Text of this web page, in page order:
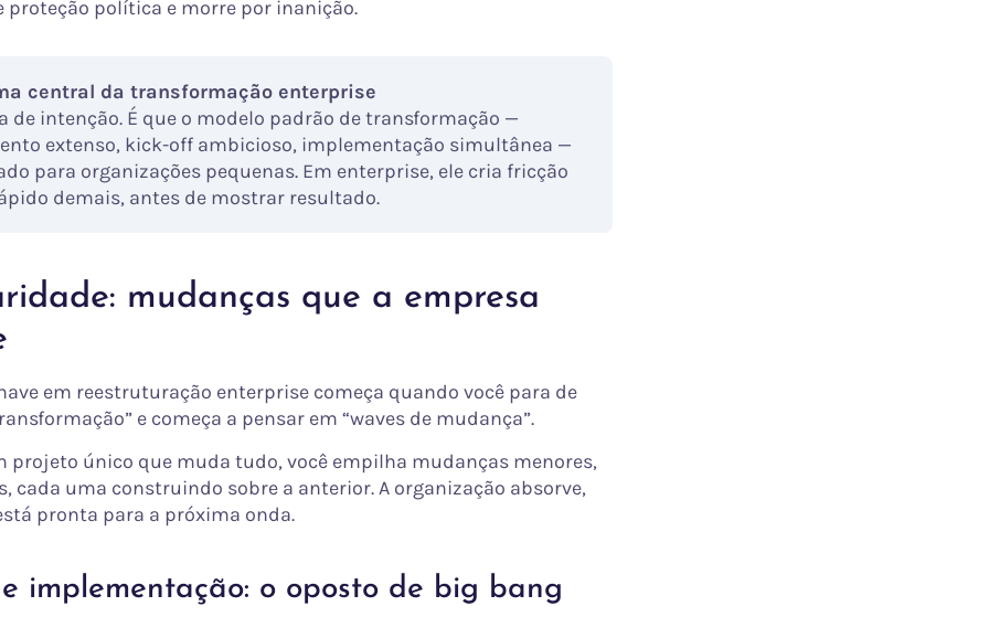
proteção política e morre por inanição.
central da transformação enterprise
de intenção. É que o modelo padrão de transformação —
extenso, kick-off ambicioso, implementação simultânea —
para organizações pequenas. Em enterprise, ele cria fricção
demais, antes de mostrar resultado.
mudanças que a empresa
em reestruturação enterprise começa quando você para de
e começa a pensar em “waves de mudança”.
projeto único que muda tudo, você empilha mudanças menores,
cada uma construindo sobre a anterior. A organização absorve,
pronta para a próxima onda.
implementação: o oposto de big bang